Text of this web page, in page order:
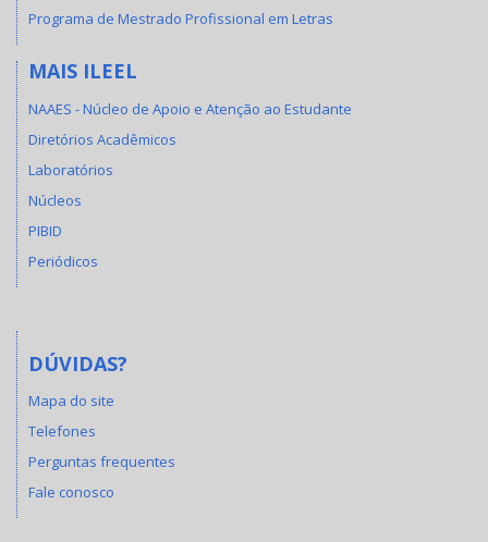
Programa de Mestrado Profissional em Letras
MAIS ILEEL
NAAES - Núcleo de Apoio e Atenção ao Estudante
Diretórios Acadêmicos
Laboratórios
Núcleos
PIBID
Periódicos
DÚVIDAS?
Mapa do site
Telefones
Perguntas frequentes
Fale conosco